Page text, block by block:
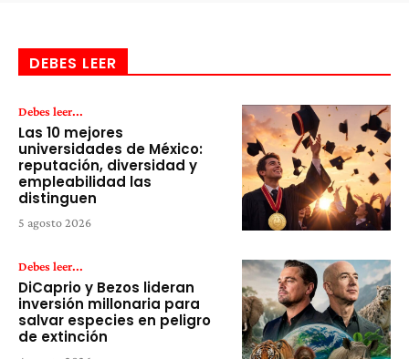
DEBES LEER
Debes leer...
Las 10 mejores
universidades de México:
reputación, diversidad y
empleabilidad las
distinguen
5 agosto 2026
Debes leer...
DiCaprio y Bezos lideran
inversión millonaria para
salvar especies en peligro
de extinción